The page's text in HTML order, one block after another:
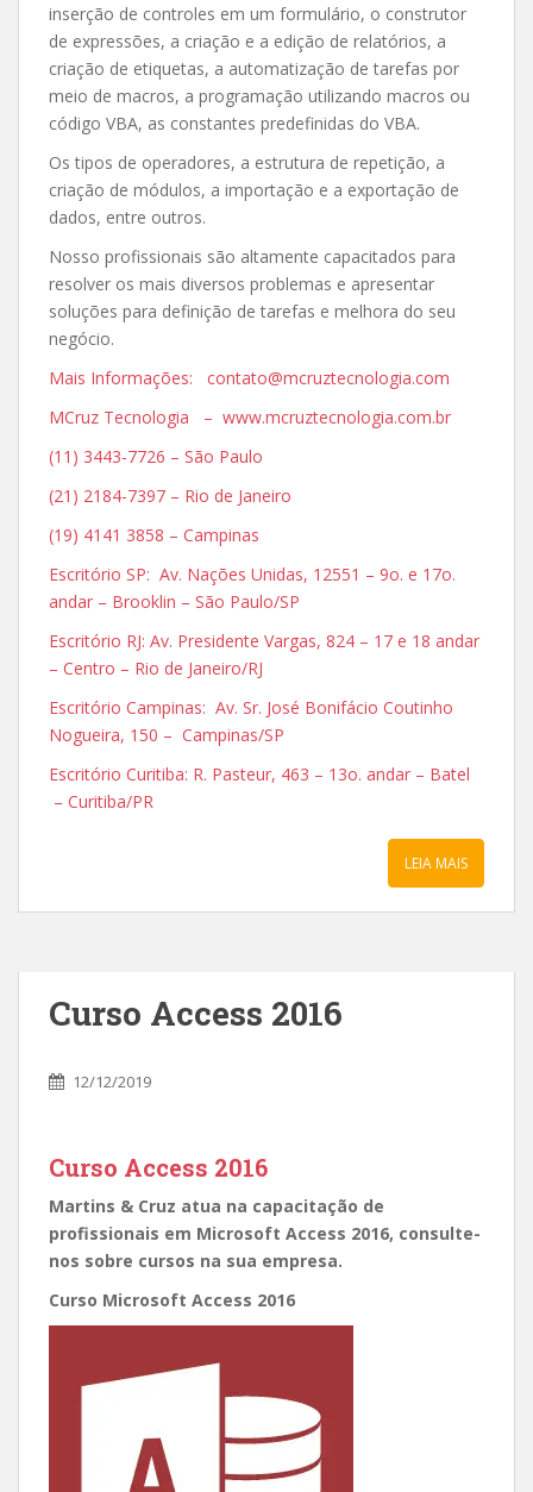
inserção de controles em um formulário, o construtor
de expressões, a criação e a edição de relatórios, a
criação de etiquetas, a automatização de tarefas por
meio de macros, a programação utilizando macros ou
código VBA, as constantes predefinidas do VBA.
Os tipos de operadores, a estrutura de repetição, a
criação de módulos, a importação e a exportação de
dados, entre outros.
Nosso profissionais são altamente capacitados para
resolver os mais diversos problemas e apresentar
soluções para definição de tarefas e melhora do seu
negócio.
Mais Informações: contato@mcruztecnologia.com
MCruz Tecnologia – www.mcruztecnologia.com.br
(11) 3443-7726 – São Paulo
(21) 2184-7397 – Rio de Janeiro
(19) 4141 3858 – Campinas
Escritório SP: Av. Nações Unidas, 12551 – 9o. e 17o.
andar – Brooklin – São Paulo/SP
Escritório RJ: Av. Presidente Vargas, 824 – 17 e 18 andar
– Centro – Rio de Janeiro/RJ
Escritório Campinas: Av. Sr. José Bonifácio Coutinho
Nogueira, 150 – Campinas/SP
Escritório Curitiba: R. Pasteur, 463 – 13o. andar – Batel
– Curitiba/PR
LEIA MAIS
Curso Access 2016
12/12/2019
Curso Access 2016
Martins & Cruz atua na capacitação de
profissionais em Microsoft Access 2016, consulte-
nos sobre cursos na sua empresa.
Curso Microsoft Access 2016